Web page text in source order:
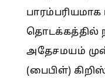
தொடக்கத்தில்
அதேசமயம்
(பைபிள்)